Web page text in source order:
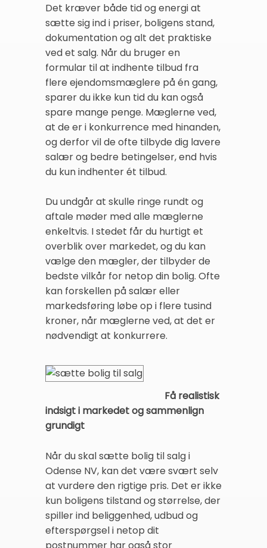
Det kræver både tid og energi at
sætte sig ind i priser, boligens stand,
dokumentation og alt det praktiske
ved et salg. Når du bruger en
formular til at indhente tilbud fra
flere ejendomsmæglere på én gang,
sparer du ikke kun tid du kan også
spare mange penge. Mæglerne ved,
at de er i konkurrence med hinanden,
og derfor vil de ofte tilbyde dig lavere
salær og bedre betingelser, end hvis
du kun indhenter ét tilbud.
Du undgår at skulle ringe rundt og
aftale møder med alle mæglerne
enkeltvis. I stedet får du hurtigt et
overblik over markedet, og du kan
vælge den mægler, der tilbyder de
bedste vilkår for netop din bolig. Ofte
kan forskellen på salær eller
markedsføring løbe op i flere tusind
kroner, når mæglerne ved, at det er
nødvendigt at konkurrere.
Få realistisk
indsigt i markedet og sammenlign
grundigt
Når du skal sætte bolig til salg i
Odense NV, kan det være svært selv
at vurdere den rigtige pris. Det er ikke
kun boligens tilstand og størrelse, der
spiller ind beliggenhed, udbud og
efterspørgsel i netop dit